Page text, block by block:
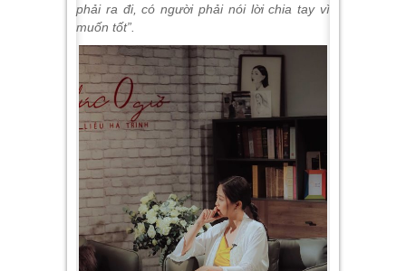
phải ra đi, có người phải nói lời chia tay vì
muốn tốt”.